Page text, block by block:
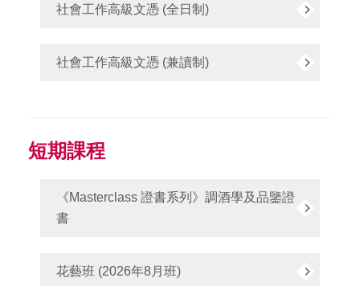
社會工作高級文憑 (全日制)
社會工作高級文憑 (兼讀制)
短期課程
《Masterclass 證書系列》調酒學及品鑒證
書
花藝班 (2026年8月班)